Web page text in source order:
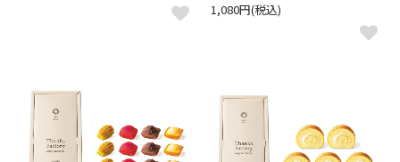
1,080円(税込)